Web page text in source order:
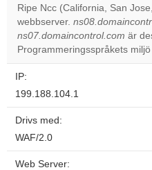
Ripe Ncc (California, San
webbserver.
ns07.domaincontrol.com är
Programmeringsspråkets
IP:
199.188.104.1
Drivs med:
WAF/2.0
Web Server: